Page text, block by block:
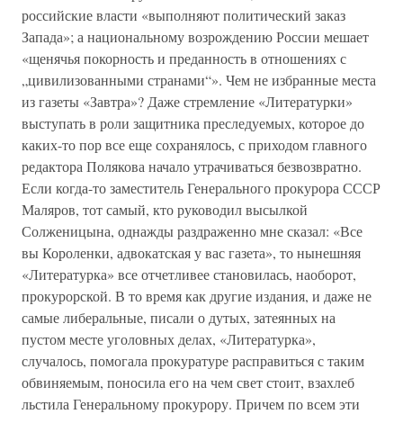
российские власти «выполняют политический заказ
Запада»; а национальному возрождению России мешает
«щенячья покорность и преданность в отношениях с
„цивилизованными странами“». Чем не избранные места
из газеты «Завтра»? Даже стремление «Литературки»
выступать в роли защитника преследуемых, которое до
каких-то пор все еще сохранялось, с приходом главного
редактора Полякова начало утрачиваться безвозвратно.
Если когда-то заместитель Генерального прокурора СССР
Маляров, тот самый, кто руководил высылкой
Солженицына, однажды раздраженно мне сказал: «Все
вы Короленки, адвокатская у вас газета», то нынешняя
«Литературка» все отчетливее становилась, наоборот,
прокурорской. В то время как другие издания, и даже не
самые либеральные, писали о дутых, затеянных на
пустом месте уголовных делах, «Литературка»,
случалось, помогала прокуратуре расправиться с таким
обвиняемым, поносила его на чем свет стоит, взахлеб
льстила Генеральному прокурору. Причем по всем эти